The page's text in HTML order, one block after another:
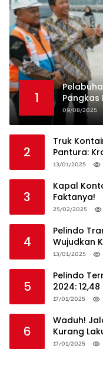
1
Pangkas
09/08/2025
2
Truk
Pantura:
13/01/2025
3
Kapal
Faktanya!
25/02/2025
4
Pelindo
Wujudkan
Global
13/01/2025
5
Pelindo
2024:
Logistik
17/01/2025
6
Waduh!
Kurang
17/01/2025